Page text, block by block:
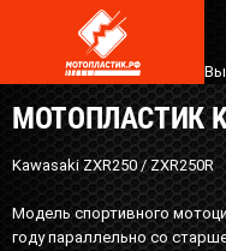
Вопрос / Ответ
Бренды
О Магазине
МОТОПЛАСТИК
Kawasaki ZXR250 / ZXR250R
Модель спортивного
году параллельно со